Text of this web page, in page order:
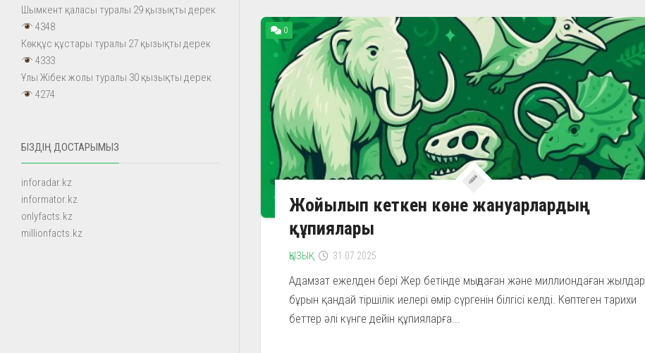
0
Жойылып кеткен көне жануарлардың
құпиялары
ҚЫЗЫҚ 31.07.2025
Адамзат ежелден бері Жер бетінде мыңдаған және миллиондаған жылдар
бұрын қандай тіршілік иелері өмір сүргенін білгісі келді. Көптеген тарихи
беттер әлі күнге дейін құпияларға...
Шымкент қаласы туралы 29 қызықты дерек
4348
Көкқұс құстары туралы 27 қызықты дерек
4333
Ұлы Жібек жолы туралы 30 қызықты дерек
4274
БІЗДІҢ ДОСТАРЫМЫЗ
inforadar.kz
informator.kz
onlyfacts.kz
millionfacts.kz